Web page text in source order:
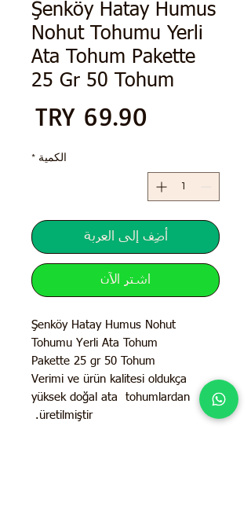
Şenköy Hatay Humus
Nohut Tohumu Yerli
Ata Tohum Pakette
25 Gr 50 Tohum
الكمية *
أضِف إلى العربة
اشترِ الآن
Şenköy Hatay Humus Nohut
Tohumu Yerli Ata Tohum
Pakette 25 gr 50 Tohum
Verimi ve ürün kalitesi oldukça
yüksek doğal ata tohumlardan
üretilmiştir.